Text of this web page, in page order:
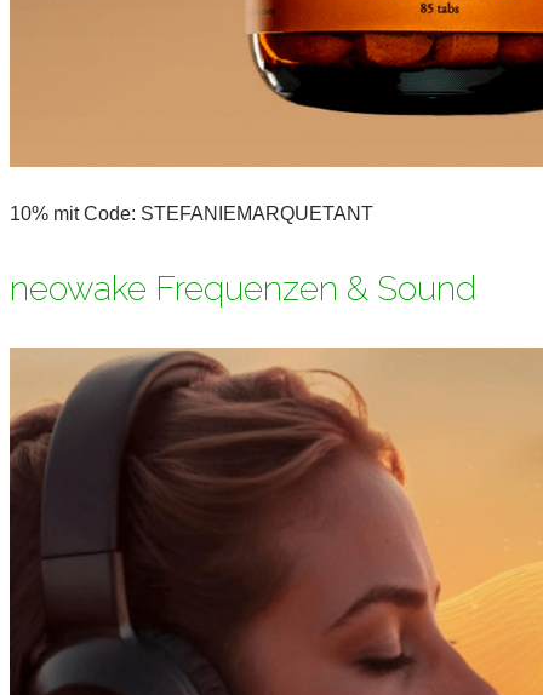
10% mit Code: STEFANIEMARQUETANT
neowake Frequenzen & Sound